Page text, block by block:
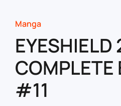
Manga
EYESHIELD
COMPLETE
#11